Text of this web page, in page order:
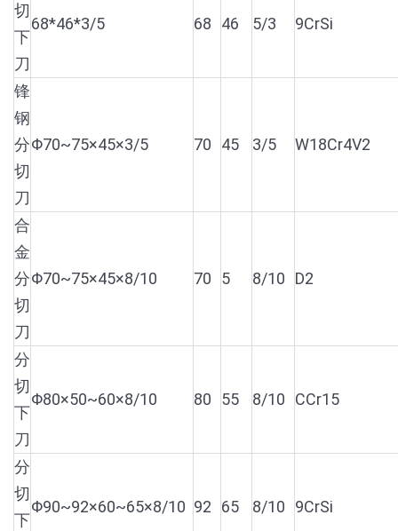
切
下
刀
68*46*3/5 68 46 5/3 9CrSi
锋
钢
分
切
刀
Φ70~75×45×3/5 70 45 3/5 W18Cr4V2
合
金
分
切
刀
Φ70~75×45×8/10 70 5 8/10 D2
分
切
下
刀
Φ80×50~60×8/10 80 55 8/10 CCr15
分
切
下
Φ90~92×60~65×8/10 92 65 8/10 9CrSi